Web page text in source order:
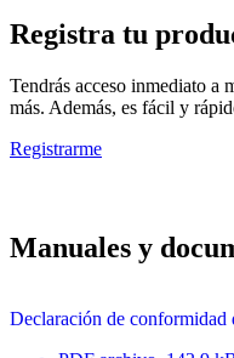
Registra tu
Tendrás acceso inmediato a
más. Además, es fácil y
Registrarme
Manuales y
Declaración de